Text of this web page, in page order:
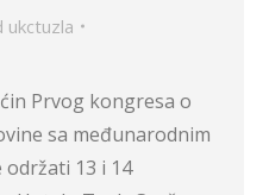
ukctuzla
Prvog kongresa o
sa međunarodnim
održati 13 i 14